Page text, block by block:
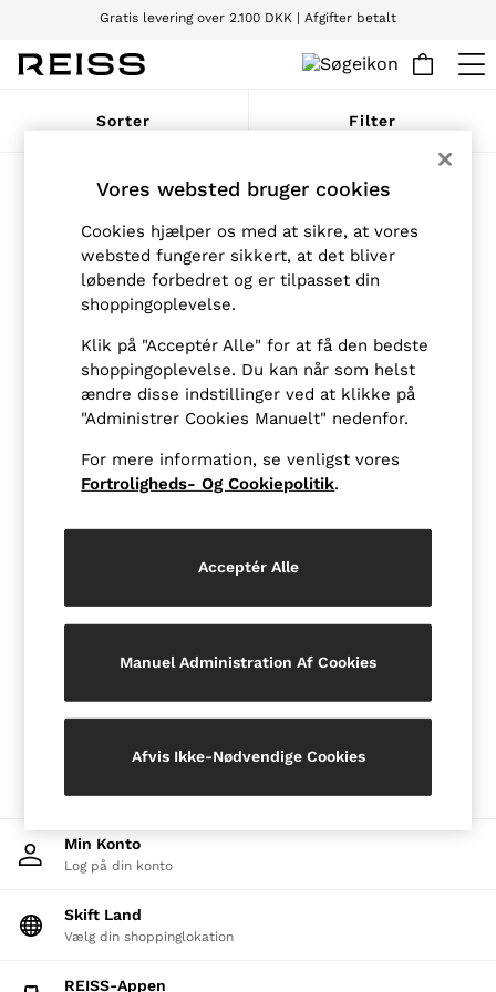
Gratis levering over 2.100 DKK | Afgifter betalt
Vi accepterer
WOMEN
Pre-Autumn Collection
Wedding Guest & Occasion
Holiday
Dresses
Tops & T-Shirts
Trousers
Jumpsuits & Playsuits
Shorts
Skirts
Swimwear
Suits & Tailoring
Blazers
Petite
Vests & Cami Tops
Knitwear & Jumpers
Sweats & Joggers
All Clothing
Heels
Trainers
All Shoes
Jewellery
Hats, Gloves & Scarves
Linen Collection
Workwear
Co-ords
Reiss | NYBG
NEW
Sorter Filter
Produkter fundet(4)
Min Konto
Log på din konto
Skift Land
Vælg din shoppinglokation
REISS-Appen
Vores websted bruger cookies
Cookies hjælper os med at sikre, at vores
websted fungerer sikkert, at det bliver
løbende forbedret og er tilpasset din
shoppingoplevelse.
Klik på "Acceptér Alle" for at få den bedste
shoppingoplevelse. Du kan når som helst
ændre disse indstillinger ved at klikke på
"Administrer Cookies Manuelt" nedenfor.
For mere information, se venligst vores
Fortroligheds- Og Cookiepolitik.
Acceptér Alle
Manuel Administration Af Cookies
Afvis Ikke-Nødvendige Cookies